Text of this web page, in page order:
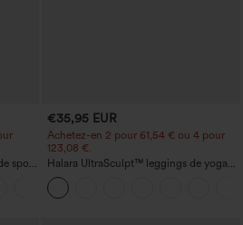
sport
€35,95 EUR
Achetez-en 2 pour 61,54 € ou 4 pour
123,08 €.
Halara UltraSculpt™ leggings de yoga
taille haute, gainants avec contrôle du
ventre, coupe bootcut, à poches